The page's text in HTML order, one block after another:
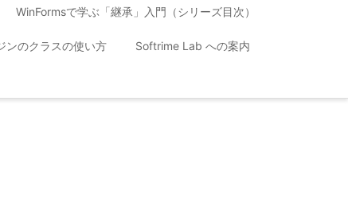
WinFormsで学ぶ「継承」入門（シリーズ目次）
ンのクラスの使い方 Softrime Lab への案内